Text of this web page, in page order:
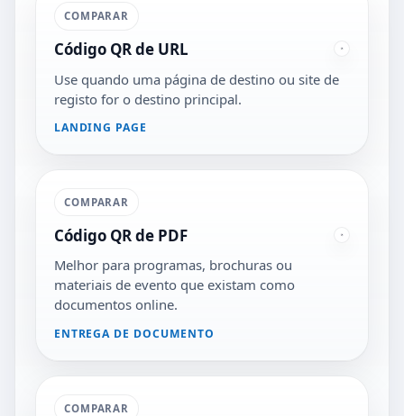
COMPARAR
Código QR de URL
Use quando uma página de destino ou site de
registo for o destino principal.
LANDING PAGE
COMPARAR
Código QR de PDF
Melhor para programas, brochuras ou
materiais de evento que existam como
documentos online.
ENTREGA DE DOCUMENTO
COMPARAR